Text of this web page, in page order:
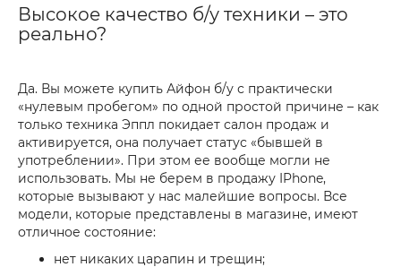
Высокое качество б/у техники – это
реально?
Да. Вы можете купить Айфон б/у с практически
«нулевым пробегом» по одной простой причине – как
только техника Эппл покидает салон продаж и
активируется, она получает статус «бывшей в
употреблении». При этом ее вообще могли не
использовать. Мы не берем в продажу IPhone,
которые вызывают у нас малейшие вопросы. Все
модели, которые представлены в магазине, имеют
отличное состояние:
нет никаких царапин и трещин;